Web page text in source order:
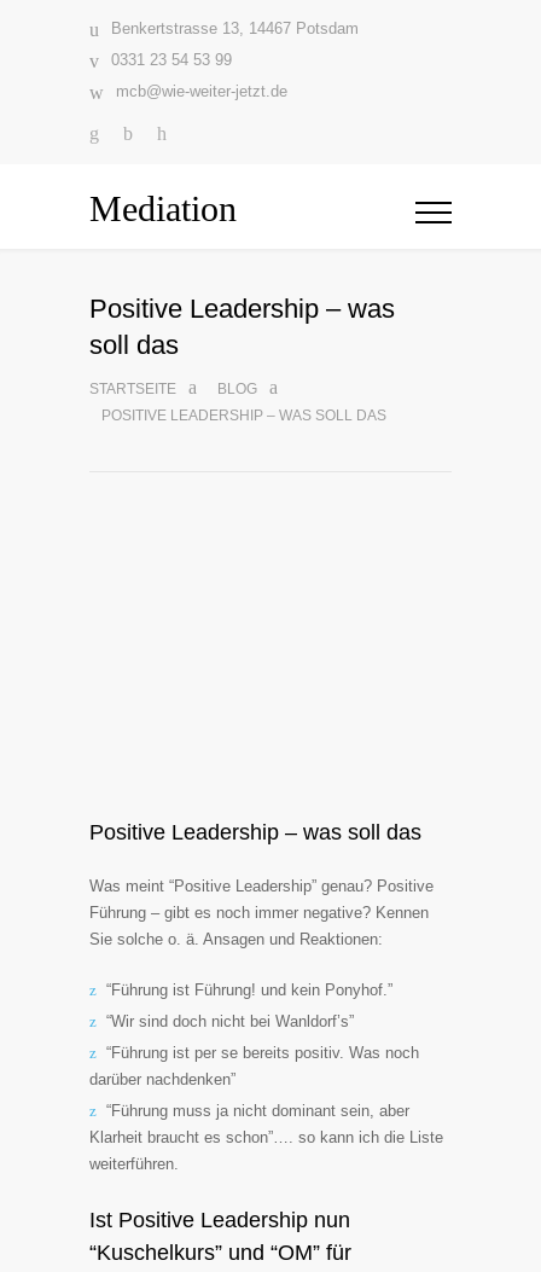
Benkertstrasse 13, 14467 Potsdam
0331 23 54 53 99
mcb@wie-weiter-jetzt.de
Mediation
Positive Leadership – was
soll das
STARTSEITE
BLOG
POSITIVE LEADERSHIP – WAS SOLL DAS
Positive Leadership – was soll das
Was meint “Positive Leadership” genau? Positive
Führung – gibt es noch immer negative? Kennen
Sie solche o. ä. Ansagen und Reaktionen:
“Führung ist Führung! und kein Ponyhof.”
“Wir sind doch nicht bei Wanldorf’s”
“Führung ist per se bereits positiv. Was noch
darüber nachdenken”
“Führung muss ja nicht dominant sein, aber
Klarheit braucht es schon”…. so kann ich die Liste
weiterführen.
Ist Positive Leadership nun
“Kuschelkurs” und “OM” für